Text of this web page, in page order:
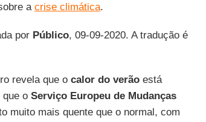
a crise climática.
por Público, 09-09-2020. A tradução é
revela que o calor do verãoestá
que o Serviço Europeu de Mudanças
muito mais quente que o normal, com